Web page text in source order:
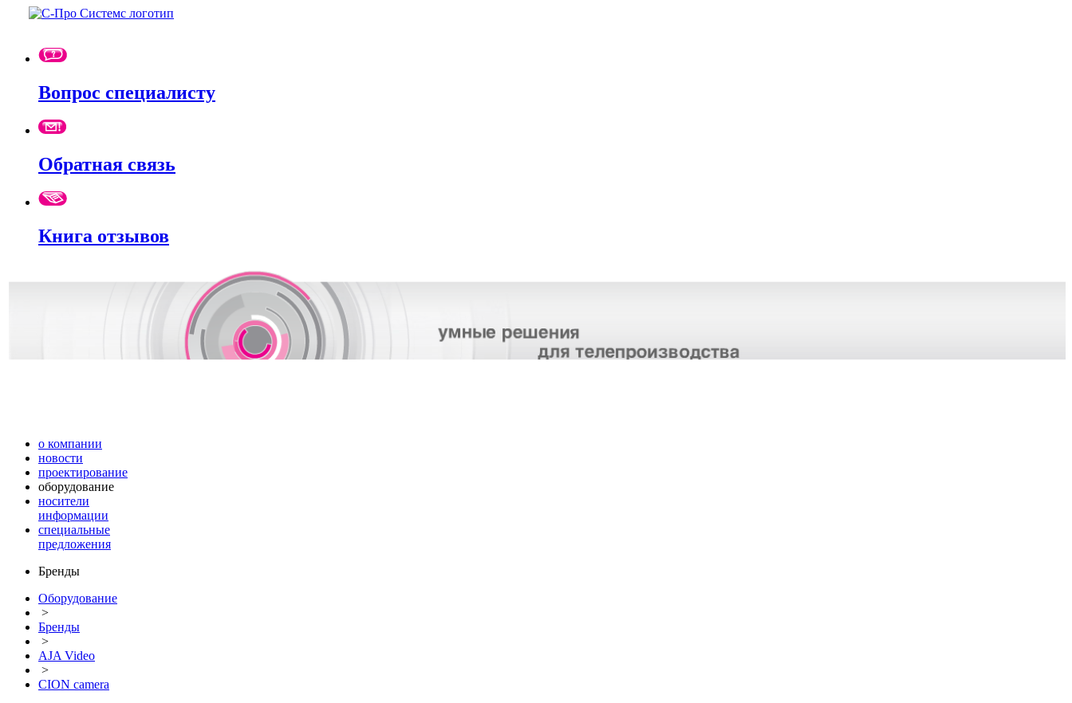
Вопрос специалисту
Обратная связь
Книга отзывов
о компании
новости
проектирование
оборудование
носители
информации
специальные
предложения
Бренды
Оборудование
>
Бренды
>
AJA Video
>
CION camera